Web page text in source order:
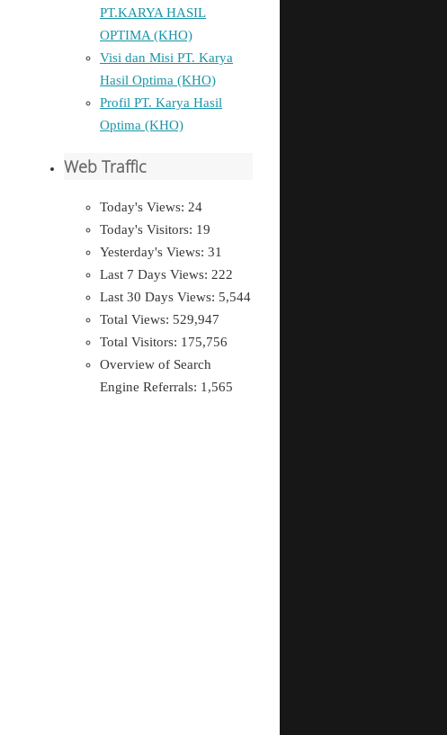
PT.KARYA HASIL
OPTIMA (KHO)
Visi dan Misi PT. Karya
Hasil Optima (KHO)
Profil PT. Karya Hasil
Optima (KHO)
Web Traffic
Today's Views: 24
Today's Visitors: 19
Yesterday's Views: 31
Last 7 Days Views: 222
Last 30 Days Views: 5,544
Total Views: 529,947
Total Visitors: 175,756
Overview of Search
Engine Referrals: 1,565